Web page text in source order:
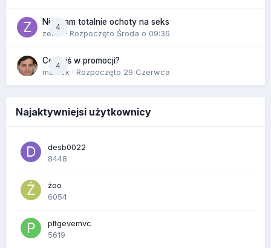
4
Nie mam totalnie ochoty na seks
zenla
· Rozpoczęto Środa o 09:36
4
Co dziś w promocji?
maciek · Rozpoczęto 29 Czerwca
Najaktywniejsi użytkownicy
desb0022
8448
żoo
6054
pltgevemvc
5619